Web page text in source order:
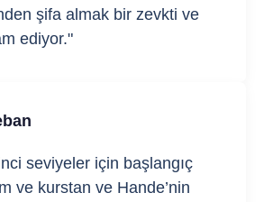
şifa almak bir zevkti ve
ediyor."
seviyeler için başlangıç
ve kurstan ve Hande’nin